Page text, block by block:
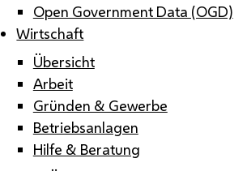
Open Government Data (OGD)
Wirtschaft
Übersicht
Arbeit
Gründen & Gewerbe
Betriebsanlagen
Hilfe & Beratung